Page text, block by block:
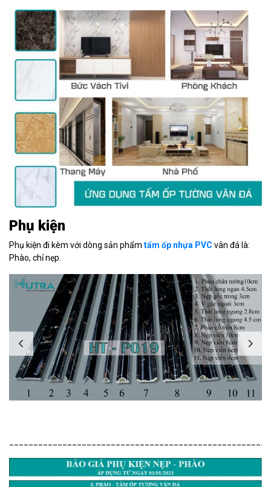
Phụ kiện
Phụ kiện đi kèm với dòng sản phẩm tấm ốp nhựa PVC vân đá là:
Phào, chỉ nẹp.